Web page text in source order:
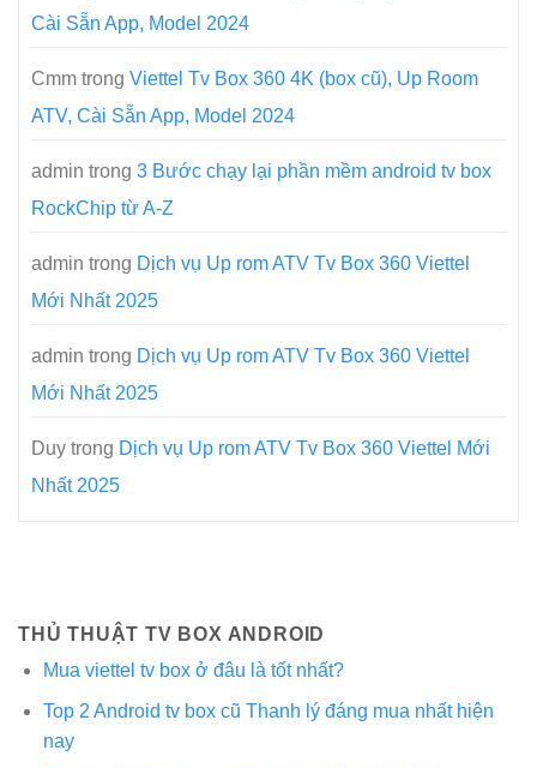
Cài Sẵn App, Model 2024
Cmm trong Viettel Tv Box 360 4K (box cũ), Up Room
ATV, Cài Sẵn App, Model 2024
admin trong 3 Bước chạy lại phần mềm android tv box
RockChip từ A-Z
admin trong Dịch vụ Up rom ATV Tv Box 360 Viettel
Mới Nhất 2025
admin trong Dịch vụ Up rom ATV Tv Box 360 Viettel
Mới Nhất 2025
Duy trong Dịch vụ Up rom ATV Tv Box 360 Viettel Mới
Nhất 2025
THỦ THUẬT TV BOX ANDROID
Mua viettel tv box ở đâu là tốt nhất?
Top 2 Android tv box cũ Thanh lý đáng mua nhất hiện
nay